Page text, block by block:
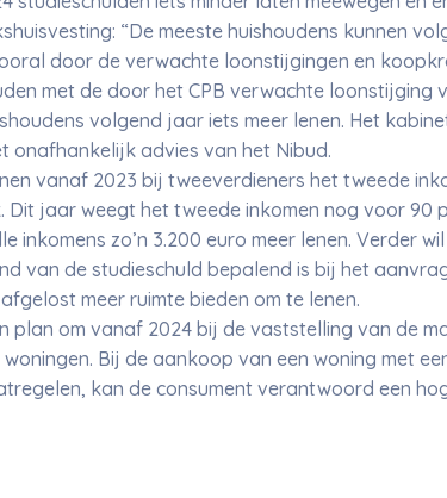
“De meeste huishoudens kunnen
door de verwachte loonstijgingen en
met de door het CPB verwachte loonstijging
volgend jaar iets meer lenen. Het
onafhankelijk advies van het Nibud.
vanaf 2023 bij tweeverdieners het tweede
jaar weegt het tweede inkomen nog voor 90
inkomens zo’n 3.200 euro meer lenen. Verder
van de studieschuld bepalend is bij het
meer ruimte bieden om te lenen.
plan om vanaf 2024 bij de vaststelling van de
Bij de aankoop van een woning met
kan de consument verantwoord een